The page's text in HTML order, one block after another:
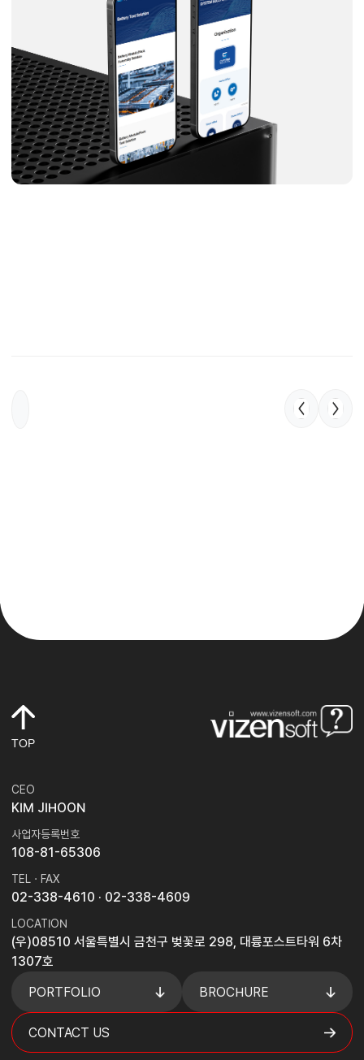
TOP
CEO
KIM JIHOON
사업자등록번호
108-81-65306
TEL · FAX
02-338-4610 · 02-338-4609
LOCATION
(우)08510 서울특별시 금천구 벚꽃로 298, 대륭포스트타워 6차
1307호
PORTFOLIO
BROCHURE
CONTACT US